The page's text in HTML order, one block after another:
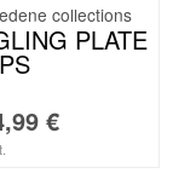
PLATE
€